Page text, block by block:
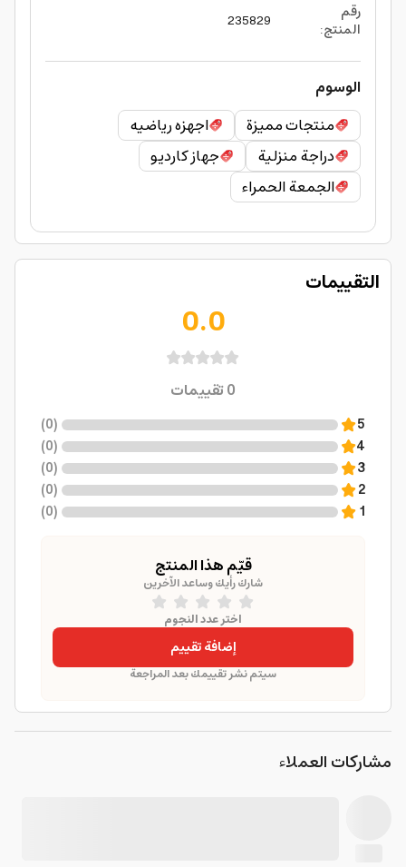
رقم
المنتج:
235829
الوسوم
منتجات مميزة
اجهزه رياضيه
دراجة منزلية
جهاز كارديو
الجمعة الحمراء
التقييمات
0.0
0تقييمات
5
(
0
)
4
(
0
)
3
(
0
)
2
(
0
)
1
(
0
)
قيّم هذا المنتج
شارك رأيك وساعد الآخرين
اختر عدد النجوم
إضافة تقييم
سيتم نشر تقييمك بعد المراجعة
مشاركات العملاء